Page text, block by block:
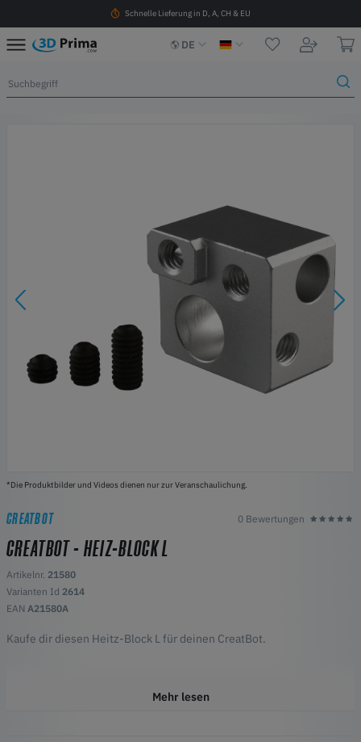
Schnelle Lieferung in D, A, CH & EU
DE
*Die Produktbilder und Videos dienen nur zur Veranschaulichung.
CREATBOT 0 Bewertungen
CREATBOT - HEIZ-BLOCK L
Artikelnr. 21580
Varianten Id 2614
EAN A21580A
Kaufe dir diesen Heitz-Block L für deinen CreatBot.
Mehr lesen